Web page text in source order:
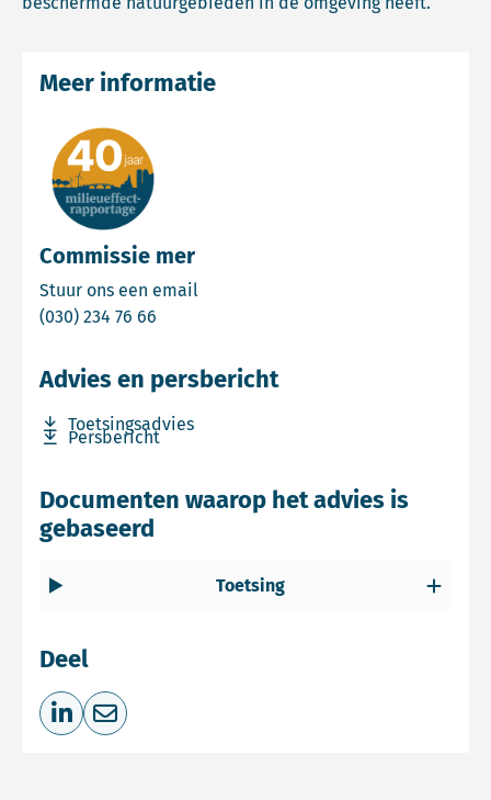
Commissie mer
Stuur ons een email
(030) 234 76 66
Meer informatie
Advies en persbericht
Toetsingsadvies
Download bestand Toetsingsadvies
Persbericht
Download bestand Persbericht
Documenten waarop het advies is
gebaseerd
Toetsing
Deel
Deel op LinkedIn
Deel via e-mail